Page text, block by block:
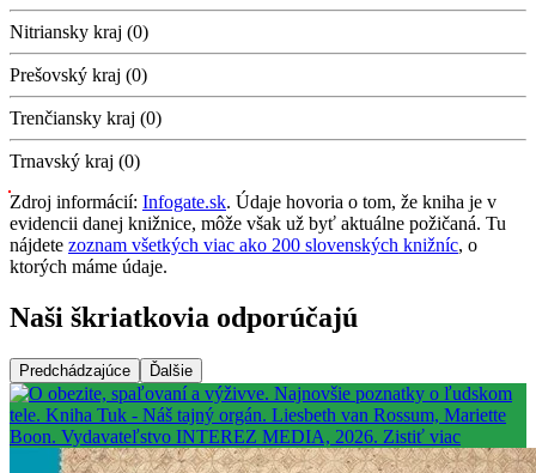
Nitriansky kraj (0)
Prešovský kraj (0)
Trenčiansky kraj (0)
Trnavský kraj (0)
Zdroj informácií: Infogate.sk. Údaje hovoria o tom, že kniha je v
evidencii danej knižnice, môže však už byť aktuálne požičaná. Tu
nájdete zoznam všetkých viac ako 200 slovenských knižníc, o
ktorých máme údaje.
Naši škriatkovia odporúčajú
Predchádzajúce Ďalšie